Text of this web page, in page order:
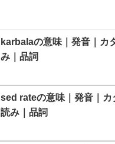
karbalaの意味｜発音｜カ
み｜品詞
sed rateの意味｜発音｜カ
読み｜品詞